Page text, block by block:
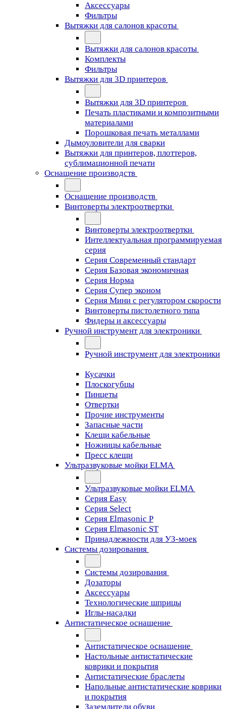
Аксессуары
Фильтры
Вытяжки для салонов красоты
Вытяжки для салонов красоты
Комплекты
Фильтры
Вытяжки для 3D принтеров
Вытяжки для 3D принтеров
Печать пластиками и композитными
материалами
Порошковая печать металлами
Дымоуловители для сварки
Вытяжки для принтеров, плоттеров,
сублимационной печати
Оснащение производств
Оснащение производств
Винтоверты электроотвертки
Винтоверты электроотвертки
Интеллектуальная программируемая
серия
Серия Современный стандарт
Серия Базовая экономичная
Серия Норма
Серия Cупер эконом
Серия Мини с регулятором скорости
Винтоверты пистолетного типа
Фидеры и аксессуары
Ручной инструмент для электроники
Ручной инструмент для электроники
Кусачки
Плоскогубцы
Пинцеты
Отвертки
Прочие инструменты
Запасные части
Клещи кабельные
Ножницы кабельные
Пресс клещи
Ультразвуковые мойки ELMA
Ультразвуковые мойки ELMA
Серия Easy
Серия Select
Серия Elmasonic P
Серия Elmasonic ST
Принадлежности для УЗ-моек
Системы дозирования
Системы дозирования
Дозаторы
Аксессуары
Технологические шприцы
Иглы-насадки
Антистатическое оснащение
Антистатическое оснащение
Настольные антистатические
коврики и покрытия
Антистатические браслеты
Напольные антистатические коврики
и покрытия
Заземлители обуви